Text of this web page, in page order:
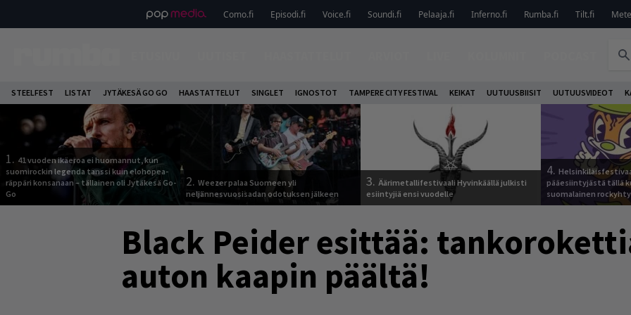
Como.fi Episodi.fi Voice.fi Soundi.fi Pelaaja.fi Inferno.fi Rumba.fi Tilt.fi
STEELFEST LISTAT JYTÄKESÄ GO GO HAASTATTELUT SINGLET IGNOSTOT TAMPERE CITY FESTIVAL KEIKAT UUTUUSBIISIT UUTUUSVIDEOT
1. 41 vuoden ikäeroa ei huomannut, kun
suomirockin legenda tanssi kuin elohopea-
räppäri konsanaan – tällainen oli Jytäkesä Go-
Go
2. Weezer palaa Suomeen yli
neljännesvuosisadan odotuksen jälkeen
3. Äärimetallifestivaali Hyvinkäällä julkisti
esiintyjiä ensi vuodelle
4.
pääesiintyjästä tällä
suomalainen
Black Peider esittää:
auton kaapin päältä!